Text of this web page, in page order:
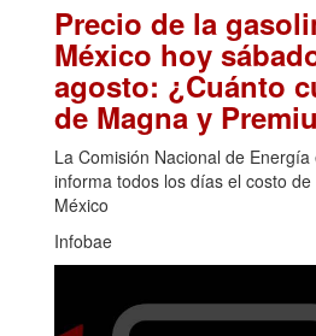
Precio de la
México hoy
agosto: ¿Cuánto
de Magna y
La Comisión Nacional de
informa todos los días el costo
México
Infobae